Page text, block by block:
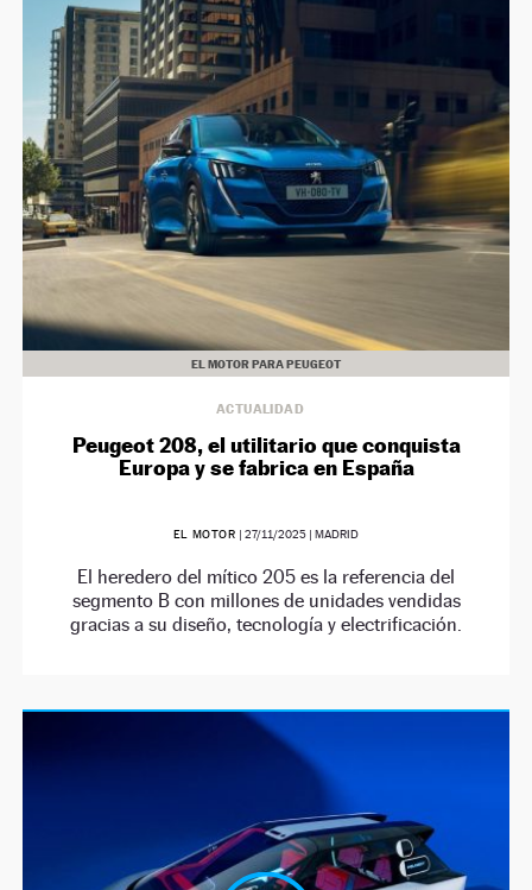
EL MOTOR PARA PEUGEOT
ACTUALIDAD
Peugeot 208, el utilitario que conquista
Europa y se fabrica en España
EL MOTOR |27/11/2025 | MADRID
El heredero del mítico 205 es la referencia del
segmento B con millones de unidades vendidas
gracias a su diseño, tecnología y electrificación.